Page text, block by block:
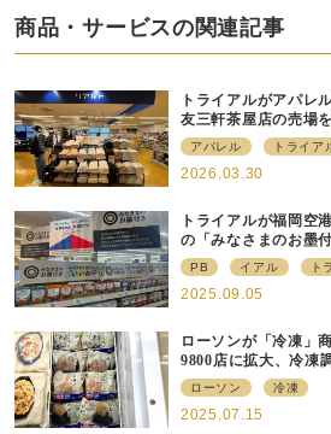
商品・サービスの関連記事
トライアルがアパレ
友三軒茶屋店の売場
店にも商品導入へ
アパレル トライア
2026.03.30
トライアルが福岡空
の「みなさまのお墨
を販売
PB イアル ト
2025.09.05
ローソンが「冷凍」
9800店に拡大、冷凍
700店での展開へ
ローソン 冷凍
2025.07.15